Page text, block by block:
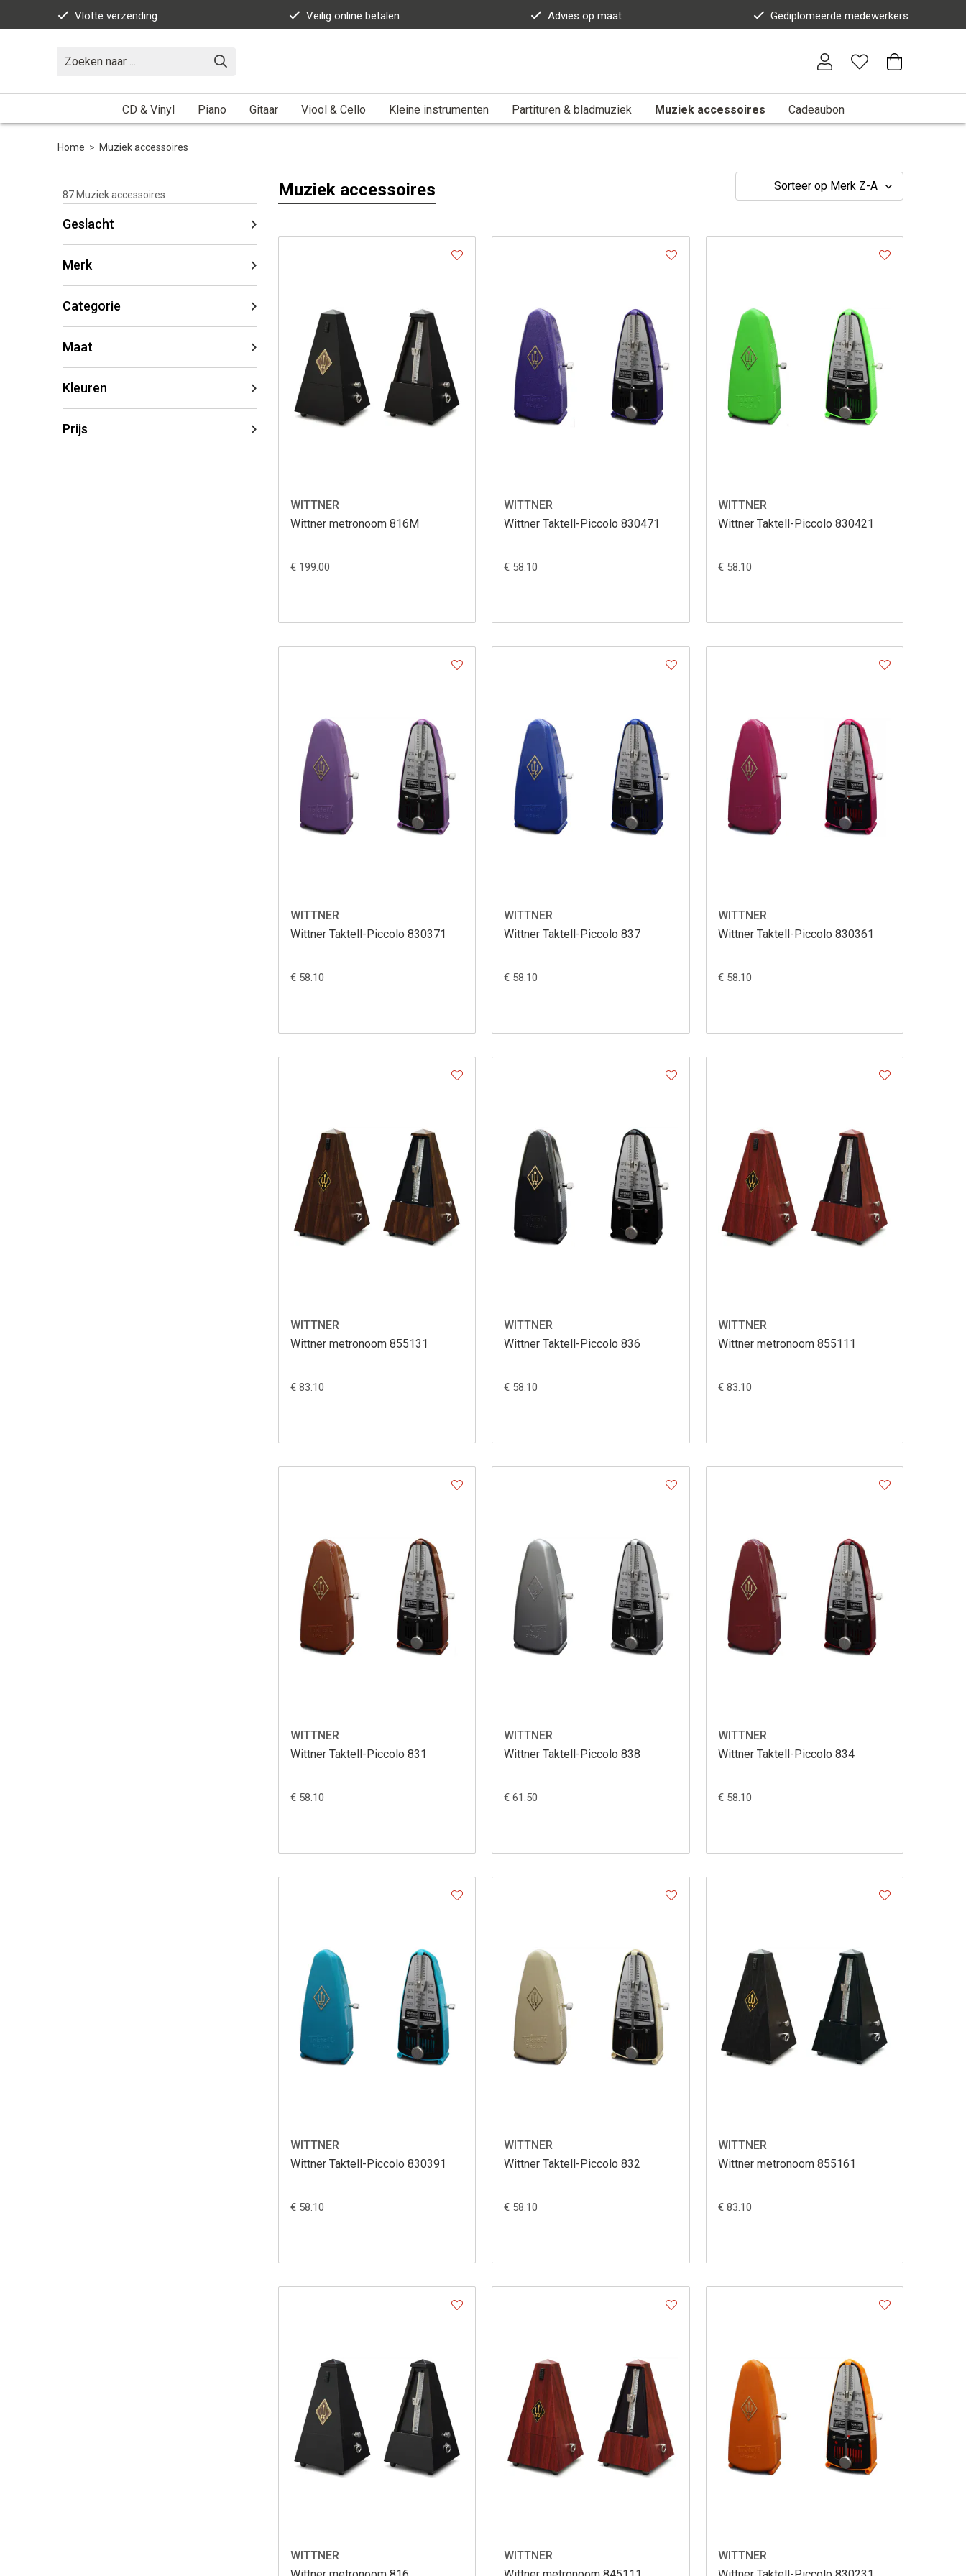
Vlotte verzending Veilig online betalen Advies op maat Gediplomeerde medewerkers
CD & Vinyl Piano Gitaar Viool & Cello Kleine instrumenten Partituren & bladmuziek Muziek accessoires Cadeaubon
Home > Muziek accessoires
87 Muziek accessoires
Geslacht
Merk
Categorie
Maat
Kleuren
Prijs
Muziek accessoires
WITTNER
Wittner metronoom 816M
€ 199.00
WITTNER
Wittner Taktell-Piccolo 830471
€ 58.10
WITTNER
Wittner Taktell-Piccolo 830421
€ 58.10
WITTNER
Wittner Taktell-Piccolo 830371
€ 58.10
WITTNER
Wittner Taktell-Piccolo 837
€ 58.10
WITTNER
Wittner Taktell-Piccolo 830361
€ 58.10
WITTNER
Wittner metronoom 855131
€ 83.10
WITTNER
Wittner Taktell-Piccolo 836
€ 58.10
WITTNER
Wittner metronoom 855111
€ 83.10
WITTNER
Wittner Taktell-Piccolo 831
€ 58.10
WITTNER
Wittner Taktell-Piccolo 838
€ 61.50
WITTNER
Wittner Taktell-Piccolo 834
€ 58.10
WITTNER
Wittner Taktell-Piccolo 830391
€ 58.10
WITTNER
Wittner Taktell-Piccolo 832
€ 58.10
WITTNER
Wittner metronoom 855161
€ 83.10
WITTNER
WITTNER
WITTNER